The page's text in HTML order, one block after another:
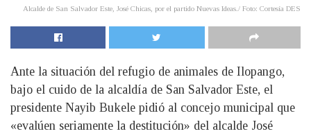
Alcalde de San Salvador Este, José Chicas, por el partido Nuevas Ideas./ Foto: Cortesía DES
Ante la situación del refugio de animales de Ilopango,
bajo el cuido de la alcaldía de San Salvador Este, el
presidente Nayib Bukele pidió al concejo municipal que
«evalúen seriamente la destitución» del alcalde José